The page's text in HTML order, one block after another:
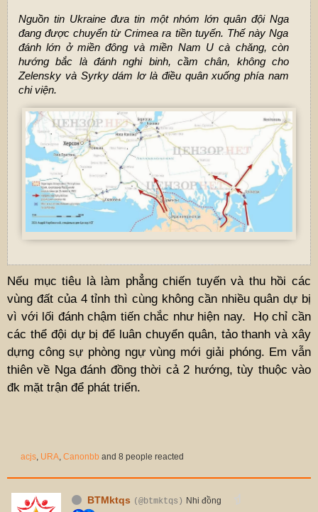
Nguồn tin Ukraine đưa tin một nhóm lớn quân độiNga
đang được chuyển từCrimea ra tiền tuyến. Thế này Nga
đánh lớn ở miền đông và miền Nam U cà chăng, còn
hướng bắc là đánh nghi binh, cầm chân, không cho
Zelensky và Syrky dám lơ là điều quân xuống phía nam
chi viện.
Nếu mục tiêu là làm phẳng chiến tuyến và thu hồi các
vùng đất của 4 tỉnh thì cùng không cần nhiều quân dự bị
vì với lối đánh chậm tiến chắc như hiện nay. Họ chỉ cần
các thể đội dự bị để luân chuyển quân, tảo thanh và xây
dựng công sự phòng ngự vùng mới giải phóng. Em vẫn
thiên về Nga đánh đồng thời cả 2 hướng, tùy thuộc vào
đk mặt trận để phát triển.
acjs, URA, Canonbb and 8 people reacted
BTMktqs (@btmktqs) Nhi đồng